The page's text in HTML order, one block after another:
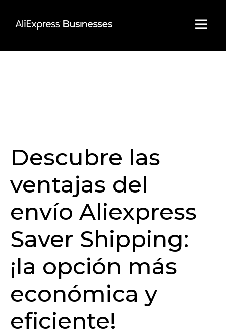
content
Descubre las
ventajas del
envío Aliexpress
Saver Shipping:
¡la opción más
económica y
eficiente!